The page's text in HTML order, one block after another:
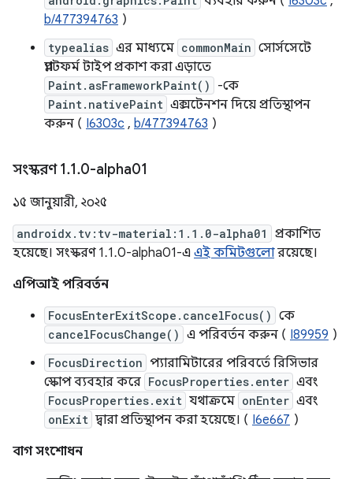
b/477394763 )
typealias এর মাধ্যমে commonMain সোর্সসেটে
প্ল্যাটফর্ম টাইপ প্রকাশ করা এড়াতে
Paint.asFrameworkPaint() -কে
Paint.nativePaint এক্সটেনশন দিয়ে প্রতিস্থাপন
করুন ( I6303c , b/477394763 )
সংস্করণ 1.1.0-alpha01
১৫ জানুয়ারী, ২০২৫
androidx.tv:tv-material:1.1.0-alpha01
প্রকাশিত
হয়েছে। সংস্করণ 1.1.0-alpha01-এ এই কমিটগুলোরয়েছে।
এপিআই পরিবর্তন
FocusEnterExitScope.cancelFocus() কে
cancelFocusChange() এ পরিবর্তন করুন ( I89959 )
FocusDirection প্যারামিটারের পরিবর্তে রিসিভার
স্কোপ ব্যবহার করে FocusProperties.enter এবং
FocusProperties.exit যথাক্রমে onEnter এবং
onExit দ্বারা প্রতিস্থাপন করা হয়েছে। ( I6e667 )
বাগ সংশোধন